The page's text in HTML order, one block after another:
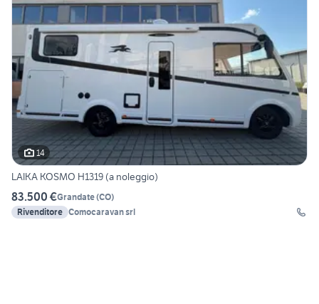
14
LAIKA KOSMO H1319 (a noleggio)
83.500 €Grandate(CO)
Rivenditore Comocaravan srl